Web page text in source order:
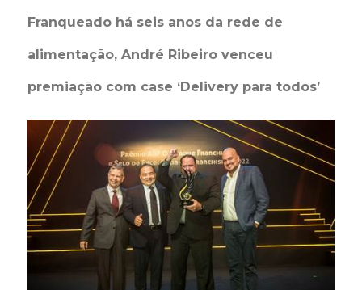
Franqueado há seis anos da rede de
alimentação, André Ribeiro venceu
premiação com case ‘Delivery para todos’